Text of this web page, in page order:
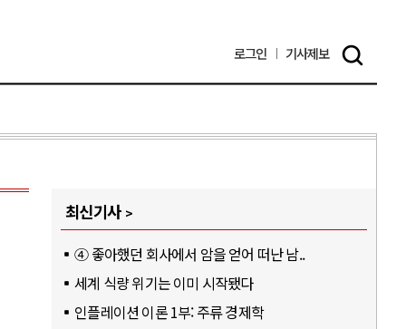
로그인 기사제보
최신기사
④ 좋아했던 회사에서 암을 얻어 떠난 남..
세계 식량 위기는 이미 시작됐다
인플레이션 이론 1부: 주류 경제학